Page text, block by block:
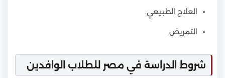
العلاج الطبيعي.
التمريض.
شروط الدراسة في مصر للطلاب الوافدين